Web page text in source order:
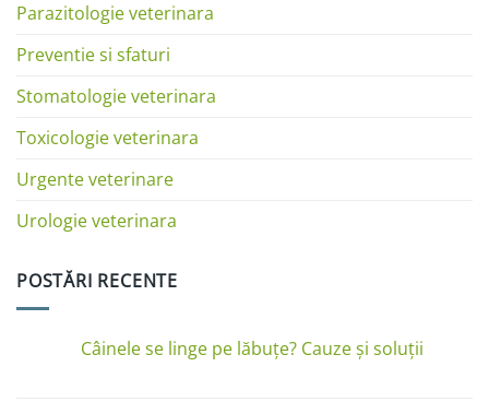
Parazitologie veterinara
Preventie si sfaturi
Stomatologie veterinara
Toxicologie veterinara
Urgente veterinare
Urologie veterinara
POSTĂRI RECENTE
Câinele se linge pe lăbuțe? Cauze și soluții